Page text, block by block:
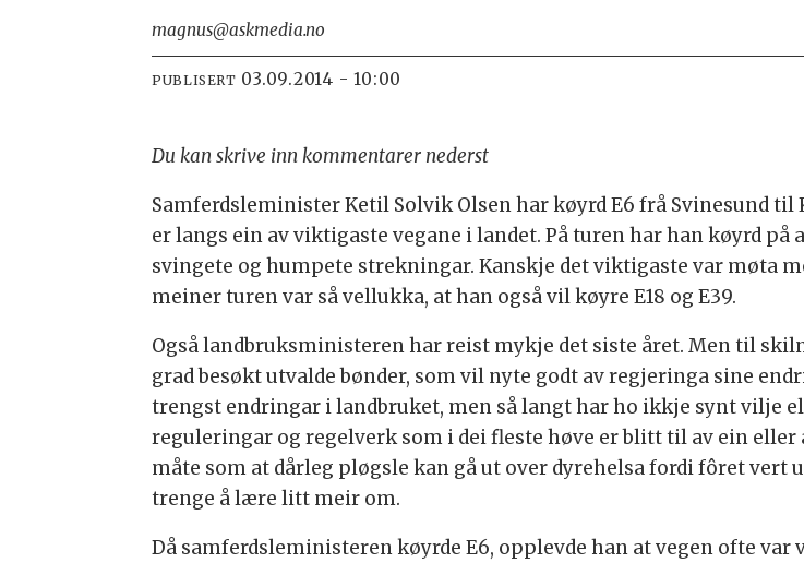
magnus@askmedia.no
PUBLISERT 03.09.2014 - 10:00
Du kan skrive inn kommentarer nederst
Samferdsleminister Ketil Solvik Olsen har køyrd E6 frå Svinesund
er langs ein av viktigaste vegane i landet. På turen har han køyrd
svingete og humpete strekningar. Kanskje det viktigaste var møta
meiner turen var så vellukka, at han også vil køyre E18 og E39.
Også landbruksministeren har reist mykje det siste året. Men til
grad besøkt utvalde bønder, som vil nyte godt av regjeringa sine
trengst endringar i landbruket, men så langt har ho ikkje synt vilje
reguleringar og regelverk som i dei fleste høve er blitt til av ein eller
måte som at dårleg pløgsle kan gå ut over dyrehelsa fordi fôret
trenge å lære litt meir om.
Då samferdsleministeren køyrde E6, opplevde han at vegen ofte